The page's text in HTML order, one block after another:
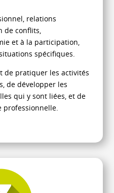
relations
de conflits,
et à la participation,
spécifiques.
de pratiquer les activités
de développer les
qui y sont liées, et de
professionnelle.